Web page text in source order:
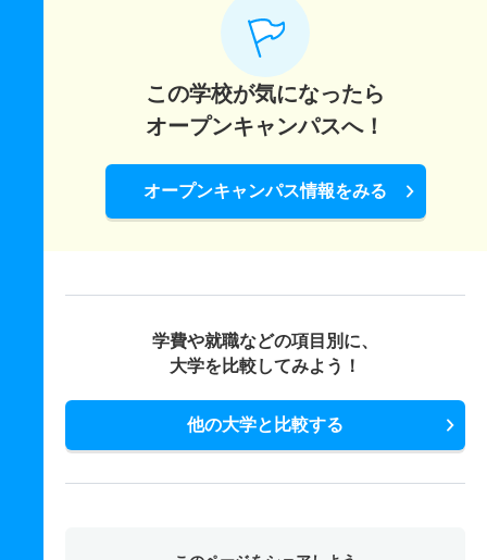
この学校が気になったら
オープンキャンパスへ！
オープンキャンパス情報をみる
学費や就職などの項目別に、
大学を比較してみよう！
他の大学と比較する